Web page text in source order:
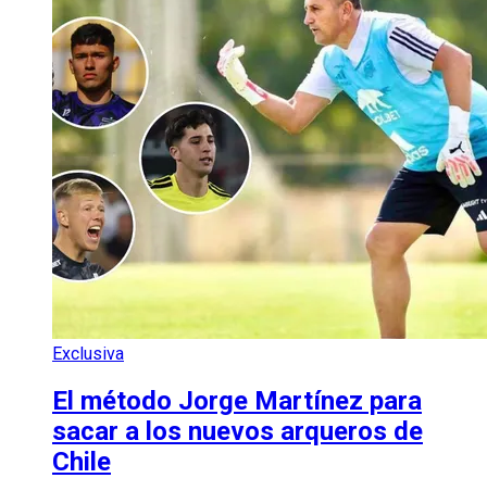
Exclusiva
El método Jorge Martínez para
sacar a los nuevos arqueros de
Chile